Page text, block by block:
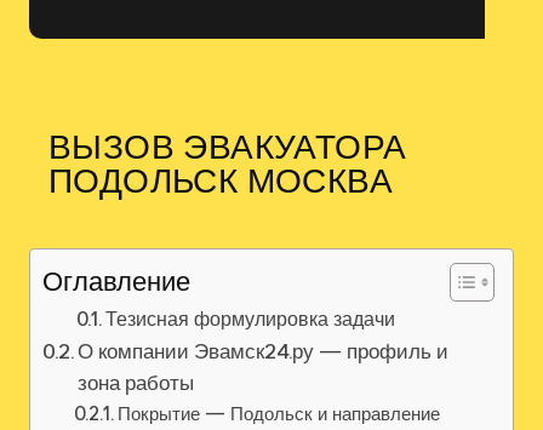
ВЫЗОВ ЭВАКУАТОРА
ПОДОЛЬСК МОСКВА
Оглавление
Тезисная формулировка задачи
О компании Эвамск24.ру — профиль и
зона работы
Покрытие — Подольск и направление